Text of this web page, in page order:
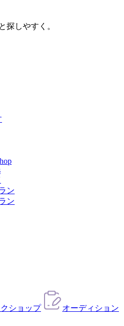
探しやすく。
ン
ン
ショップ オーディション